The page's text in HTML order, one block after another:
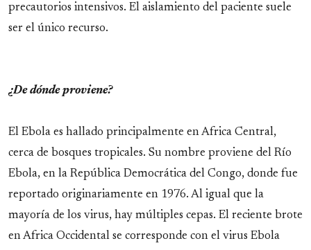
precautorios intensivos. El aislamiento del paciente suele
ser el único recurso.
¿De dónde proviene?
El Ebola es hallado principalmente en Africa Central,
cerca de bosques tropicales. Su nombre proviene del Río
Ebola, en la República Democrática del Congo, donde fue
reportado originariamente en 1976. Al igual que la
mayoría de los virus, hay múltiples cepas. El reciente brote
en Africa Occidental se corresponde con el virus Ebola